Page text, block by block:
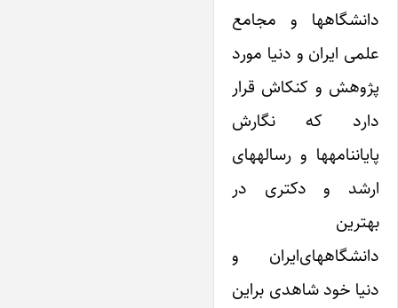
دانشگاهها و مجامع
علمی ‌ایران و دنیا مورد
پژوهش و کنکاش قرار
دارد که نگارش
پایاننامهها و رسالههای
ارشد و دکتری در
بهترین
دانشگاههای‌ایران و
دنیا خود شاهدی بر‌این